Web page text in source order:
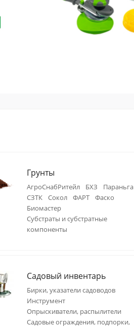
Грунты
АгроСнабРитейл БХЗ
Параньга
СЗТК
Сокол ФАРТ
Фаско
Биомастер
Субстраты и субстратные
компоненты
Садовый инвентарь
Бирки, указатели садоводов
Инструмент
Опрыскиватели, распылители
Садовые ограждения, подпорки,